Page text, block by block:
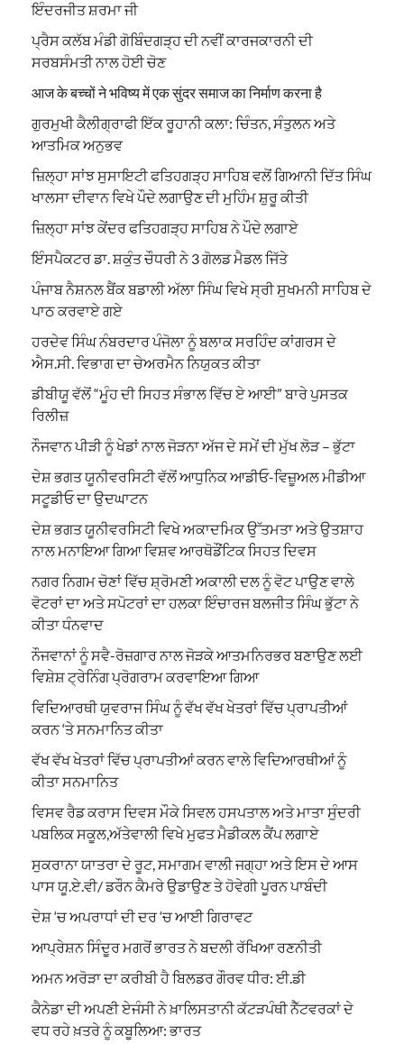
ਇੰਦਰਜੀਤ ਸ਼ਰਮਾ ਜੀ
ਪ੍ਰੈਸ ਕਲੱਬ ਮੰਡੀ ਗੋਬਿੰਦਗੜ੍ਹ ਦੀ ਨਵੀਂ ਕਾਰਜਕਾਰਨੀ ਦੀ
ਸਰਬਸੰਮਤੀ ਨਾਲ ਹੋਈ ਚੋਣ
आज के बच्चों ने भविष्य में एक सुंदर समाज का निर्माण करना है
ਗੁਰਮੁਖੀ ਕੈਲੀਗ੍ਰਾਫੀ ਇੱਕ ਰੂਹਾਨੀ ਕਲਾ: ਚਿੰਤਨ, ਸੰਤੁਲਨ ਅਤੇ
ਆਤਮਿਕ ਅਨੁਭਵ
ਜ਼ਿਲ੍ਹਾ ਸਾਂਝ ਸੁਸਾਇਟੀ ਫਤਿਹਗੜ੍ਹ ਸਾਹਿਬ ਵਲੋਂ ਗਿਆਨੀ ਦਿੱਤ ਸਿੰਘ
ਖਾਲਸਾ ਦੀਵਾਨ ਵਿਖੇ ਪੌਦੇ ਲਗਾਉਣ ਦੀ ਮੁਹਿੰਮ ਸ਼ੁਰੂ ਕੀਤੀ
ਜ਼ਿਲ੍ਹਾ ਸਾਂਝ ਕੇਂਦਰ ਫਤਿਹਗੜ੍ਹ ਸਾਹਿਬ ਨੇ ਪੌਦੇ ਲਗਾਏ
ਇੰਸਪੈਕਟਰ ਡਾ. ਸ਼ਕੁੰਤ ਚੌਧਰੀ ਨੇ 3 ਗੋਲਡ ਮੈਡਲ ਜਿੱਤੇ
ਪੰਜਾਬ ਨੈਸ਼ਨਲ ਬੈਂਕ ਬਡਾਲੀ ਅੱਲਾ ਸਿੰਘ ਵਿਖੇ ਸ੍ਰੀ ਸੁਖਮਨੀ ਸਾਹਿਬ ਦੇ
ਪਾਠ ਕਰਵਾਏ ਗਏ
ਹਰਦੇਵ ਸਿੰਘ ਨੰਬਰਦਾਰ ਪੰਜੋਲਾ ਨੂੰ ਬਲਾਕ ਸਰਹਿੰਦ ਕਾਂਗਰਸ ਦੇ
ਐਸ.ਸੀ. ਵਿਭਾਗ ਦਾ ਚੇਅਰਮੈਨ ਨਿਯੁਕਤ ਕੀਤਾ
ਡੀਬੀਯੂ ਵੱਲੋਂ “ਮੂੰਹ ਦੀ ਸਿਹਤ ਸੰਭਾਲ ਵਿੱਚ ਏ ਆਈ” ਬਾਰੇ ਪੁਸਤਕ
ਰਿਲੀਜ਼
ਨੌਜਵਾਨ ਪੀੜੀ ਨੂੰ ਖੇਡਾਂ ਨਾਲ ਜੋੜਨਾ ਅੱਜ ਦੇ ਸਮੇਂ ਦੀ ਮੁੱਖ ਲੋੜ – ਭੁੱਟਾ
ਦੇਸ਼ ਭਗਤ ਯੂਨੀਵਰਸਿਟੀ ਵੱਲੋਂ ਆਧੁਨਿਕ ਆਡੀਓ-ਵਿਜ਼ੂਅਲ ਮੀਡੀਆ
ਸਟੂਡੀਓ ਦਾ ਉਦਘਾਟਨ
ਦੇਸ਼ ਭਗਤ ਯੂਨੀਵਰਸਿਟੀ ਵਿਖੇ ਅਕਾਦਮਿਕ ਉੱਤਮਤਾ ਅਤੇ ਉਤਸ਼ਾਹ
ਨਾਲ ਮਨਾਇਆ ਗਿਆ ਵਿਸ਼ਵ ਆਰਥੋਡੌਂਟਿਕ ਸਿਹਤ ਦਿਵਸ
ਨਗਰ ਨਿਗਮ ਚੋਣਾਂ ਵਿੱਚ ਸ਼੍ਰੋਮਣੀ ਅਕਾਲੀ ਦਲ ਨੂੰ ਵੋਟ ਪਾਉਣ ਵਾਲੇ
ਵੋਟਰਾਂ ਦਾ ਅਤੇ ਸਪੋਟਰਾਂ ਦਾ ਹਲਕਾ ਇੰਚਾਰਜ ਬਲਜੀਤ ਸਿੰਘ ਭੁੱਟਾ ਨੇ
ਕੀਤਾ ਧੰਨਵਾਦ
ਨੌਜਵਾਨਾਂ ਨੂੰ ਸਵੈ-ਰੋਜ਼ਗਾਰ ਨਾਲ ਜੋੜਕੇ ਆਤਮਨਿਰਭਰ ਬਣਾਉਣ ਲਈ
ਵਿਸ਼ੇਸ਼ ਟ੍ਰੇਨਿੰਗ ਪ੍ਰੋਗਰਾਮ ਕਰਵਾਇਆ ਗਿਆ
ਵਿਦਿਆਰਥੀ ਯੁਵਰਾਜ ਸਿੰਘ ਨੂੰ ਵੱਖ ਵੱਖ ਖੇਤਰਾਂ ਵਿੱਚ ਪ੍ਰਾਪਤੀਆਂ
ਕਰਨ ‘ਤੇ ਸਨਮਾਨਿਤ ਕੀਤਾ
ਵੱਖ ਵੱਖ ਖੇਤਰਾਂ ਵਿੱਚ ਪ੍ਰਾਪਤੀਆਂ ਕਰਨ ਵਾਲੇ ਵਿਦਿਆਰਥੀਆਂ ਨੂੰ
ਕੀਤਾ ਸਨਮਾਨਿਤ
ਵਿਸਵ ਰੈਡ ਕਰਾਸ ਦਿਵਸ ਮੌਕੇ ਸਿਵਲ ਹਸਪਤਾਲ ਅਤੇ ਮਾਤਾ ਸੁੰਦਰੀ
ਪਬਲਿਕ ਸਕੂਲ,ਅੱਤੇਵਾਲੀ ਵਿਖੇ ਮੁਫਤ ਮੈਡੀਕਲ ਕੈਂਪ ਲਗਾਏ
ਸੁਕਰਾਨਾ ਯਾਤਰਾ ਦੇ ਰੂਟ, ਸਮਾਗਮ ਵਾਲੀ ਜਗ੍ਹਾ ਅਤੇ ਇਸ ਦੇ ਆਸ
ਪਾਸ ਯੂ.ਏ.ਵੀ/ ਡਰੌਨ ਕੈਮਰੇ ਉਡਾਉਣ ਤੇ ਹੋਵੇਗੀ ਪੂਰਨ ਪਾਬੰਦੀ
ਦੇਸ਼ ‘ਚ ਅਪਰਾਧਾਂ ਦੀ ਦਰ ‘ਚ ਆਈ ਗਿਰਾਵਟ
ਆਪ੍ਰੇਸ਼ਨ ਸਿੰਦੂਰ ਮਗਰੋਂ ਭਾਰਤ ਨੇ ਬਦਲੀ ਰੱਖਿਆ ਰਣਨੀਤੀ
ਅਮਨ ਅਰੋੜਾ ਦਾ ਕਰੀਬੀ ਹੈ ਬਿਲਡਰ ਗੌਰਵ ਧੀਰ: ਈ.ਡੀ
ਕੈਨੇਡਾ ਦੀ ਅਪਣੀ ਏਜੰਸੀ ਨੇ ਖ਼ਾਲਿਸਤਾਨੀ ਕੱਟੜਪੰਥੀ ਨੈੱਟਵਰਕਾਂ ਦੇ
ਵਧ ਰਹੇ ਖ਼ਤਰੇ ਨੂੰ ਕਬੂਲਿਆ: ਭਾਰਤ